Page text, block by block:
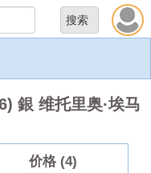
銀 维托里奥·埃马
价格 (4)